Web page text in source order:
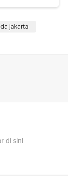
jakarta
di sini